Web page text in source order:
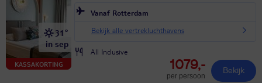
KASSAKORTING
31°
in sep
Vanaf Rotterdam
Bekijk alle vertrekluchthavens
All Inclusive
1079,-
per persoon
Bekijk